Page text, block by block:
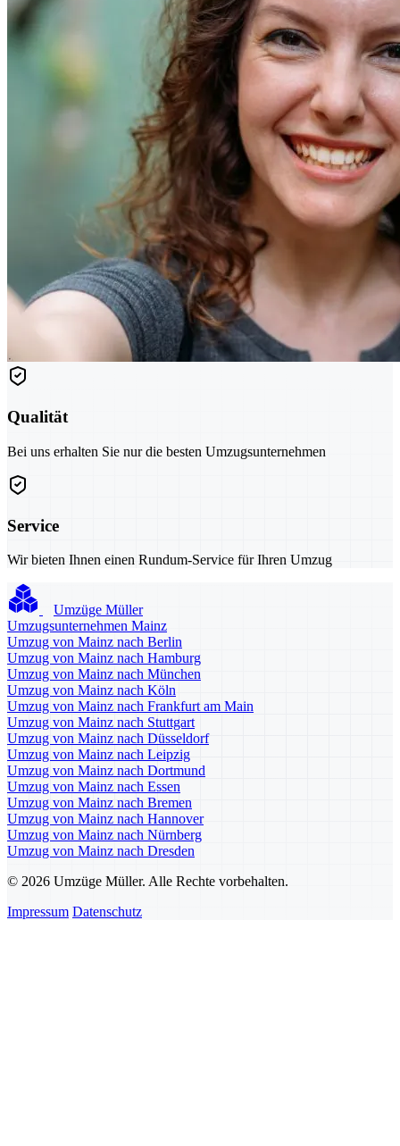
Qualität
Bei uns erhalten Sie nur die besten Umzugsunternehmen
Service
Wir bieten Ihnen einen Rundum-Service für Ihren Umzug
Umzüge Müller
Umzugsunternehmen Mainz
Umzug von Mainz nach Berlin
Umzug von Mainz nach Hamburg
Umzug von Mainz nach München
Umzug von Mainz nach Köln
Umzug von Mainz nach Frankfurt am Main
Umzug von Mainz nach Stuttgart
Umzug von Mainz nach Düsseldorf
Umzug von Mainz nach Leipzig
Umzug von Mainz nach Dortmund
Umzug von Mainz nach Essen
Umzug von Mainz nach Bremen
Umzug von Mainz nach Hannover
Umzug von Mainz nach Nürnberg
Umzug von Mainz nach Dresden
© 2026 Umzüge Müller. Alle Rechte vorbehalten.
Impressum Datenschutz